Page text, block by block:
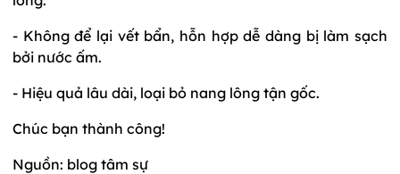
- Không để lại vết bẩn, hỗn hợp dễ dàng bị làm sạch
bởi nước ấm.
- Hiệu quả lâu dài, loại bỏ nang lông tận gốc.
Chúc bạn thành công!
Nguồn: blog tâm sự